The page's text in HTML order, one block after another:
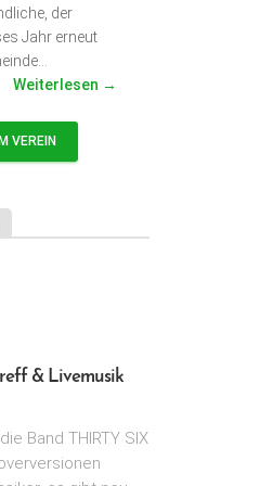
der
Jahr erneut
Weiterlesen →
VEREIN
& Livemusik
Band THIRTY SIX